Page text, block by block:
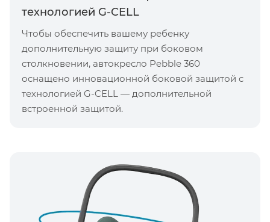
технологией G-CELL
Чтобы обеспечить вашему ребенку
дополнительную защиту при боковом
столкновении, автокресло Pebble 360 ​​
оснащено инновационной боковой защитой с
технологией G-CELL — дополнительной
встроенной защитой.